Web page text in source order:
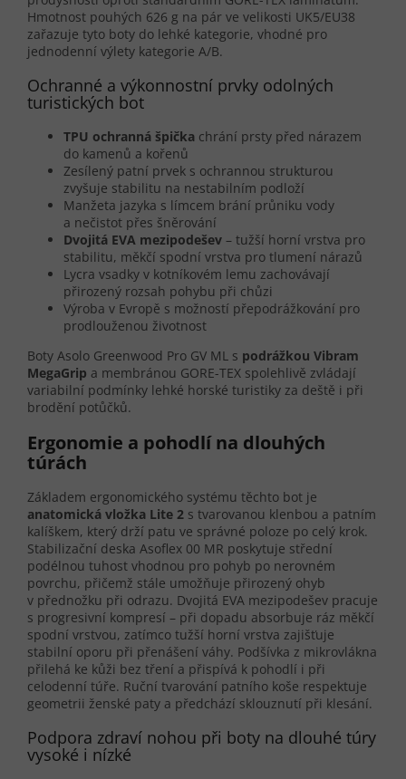
Hmotnost pouhých 626 g na pár ve velikosti UK5/EU38
zařazuje tyto boty do lehké kategorie, vhodné pro
jednodenní výlety kategorie A/B.
Ochranné a výkonnostní prvky odolných
turistických bot
TPU ochranná špička chrání prsty před nárazem
do kamenů a kořenů
Zesílený patní prvek s ochrannou strukturou
zvyšuje stabilitu na nestabilním podloží
Manžeta jazyka s límcem brání průniku vody
a nečistot přes šněrování
Dvojitá EVA mezipodešev – tužší horní vrstva pro
stabilitu, měkčí spodní vrstva pro tlumení nárazů
Lycra vsadky v kotníkovém lemu zachovávají
přirozený rozsah pohybu při chůzi
Výroba v Evropě s možností přepodrážkování pro
prodlouženou životnost
Boty Asolo Greenwood Pro GV ML s podrážkou Vibram
MegaGrip a membránou GORE-TEX spolehlivě zvládají
variabilní podmínky lehké horské turistiky za deště i při
brodění potůčků.
Ergonomie a pohodlí na dlouhých
túrách
Základem ergonomického systému těchto bot je
anatomická vložka Lite 2 s tvarovanou klenbou a patním
kalíškem, který drží patu ve správné poloze po celý krok.
Stabilizační deska Asoflex 00 MR poskytuje střední
podélnou tuhost vhodnou pro pohyb po nerovném
povrchu, přičemž stále umožňuje přirozený ohyb
v přednožku při odrazu. Dvojitá EVA mezipodešev pracuje
s progresivní kompresí – při dopadu absorbuje ráz měkčí
spodní vrstvou, zatímco tužší horní vrstva zajišťuje
stabilní oporu při přenášení váhy. Podšívka z mikrovlákna
přilehá ke kůži bez tření a přispívá k pohodlí i při
celodenní túře. Ruční tvarování patního koše respektuje
geometrii ženské paty a předchází sklouznutí při klesání.
Podpora zdraví nohou při boty na dlouhé túry
vysoké i nízké